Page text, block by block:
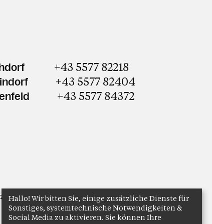
+43 5577 82218
+43 5577 82404
+43 5577 84372
Anmelden
Hallo! Wir bitten Sie, einige zusätzliche Dienste für
Sonstiges, systemtechnische Notwendigkeiten &
Social Media zu aktivieren. Sie können Ihre